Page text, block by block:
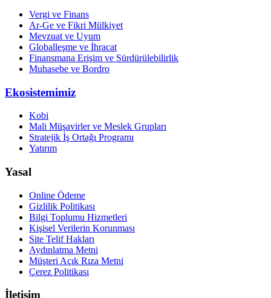
Vergi ve Finans
Ar-Ge ve Fikri Mülkiyet
Mevzuat ve Uyum
Globalleşme ve İhracat
Finansmana Erişim ve Sürdürülebilirlik
Muhasebe ve Bordro
Ekosistemimiz
Kobi
Mali Müşavirler ve Meslek Grupları
Stratejik İş Ortağı Programı
Yatırım
Yasal
Online Ödeme
Gizlilik Politikası
Bilgi Toplumu Hizmetleri
Kişisel Verilerin Korunması
Site Telif Hakları
Aydınlatma Metni
Müşteri Açık Rıza Metni
Çerez Politikası
İletişim